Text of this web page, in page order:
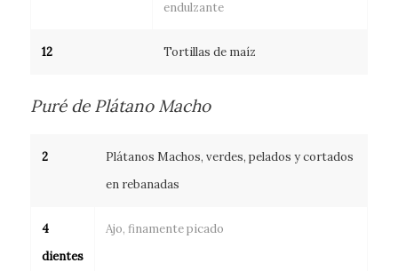
endulzante
12 Tortillas de maíz
Puré de Plátano Macho
2
Plátanos Machos, verdes, pelados y cortados
en rebanadas
4
dientes
Ajo, finamente picado